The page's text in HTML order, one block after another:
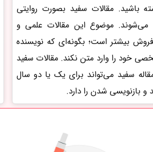
مقالات سفید بصورت روایتی
6 صفحه نوشته می‌شوند. موضوع این مقالات علمی و
بیشتر است؛ بگونه‌ای که نویسنده
خود را وارد متن نکند. مقالات سفید
سفید می‌تواند برای یک یا دو سال
و بازنویسی شدن را دارد.